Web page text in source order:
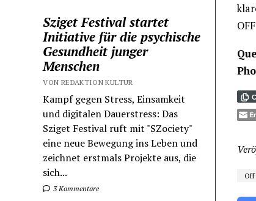
Sziget Festival startet
Initiative für die psychische
Gesundheit junger
Menschen
VON REDAKTION KULTUR
Kampf gegen Stress, Einsamkeit
und digitalen Dauerstress: Das
Sziget Festival ruft mit "SZociety"
eine neue Bewegung ins Leben und
zeichnet erstmals Projekte aus, die
sich...
3 Kommentare
Off